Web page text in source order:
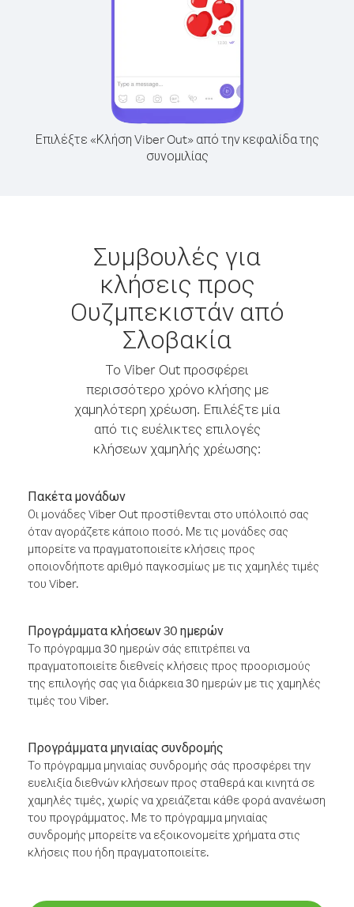
Επιλέξτε «Κλήση Viber Out» από την κεφαλίδα της
συνομιλίας
Συμβουλές για
κλήσεις προς
Ουζμπεκιστάν από
Σλοβακία
Το Viber Out προσφέρει
περισσότερο χρόνο κλήσης με
χαμηλότερη χρέωση. Επιλέξτε μία
από τις ευέλικτες επιλογές
κλήσεων χαμηλής χρέωσης:
Πακέτα μονάδων
Οι μονάδες Viber Out προστίθενται στο υπόλοιπό σας
όταν αγοράζετε κάποιο ποσό. Με τις μονάδες σας
μπορείτε να πραγματοποιείτε κλήσεις προς
οποιονδήποτε αριθμό παγκοσμίως με τις χαμηλές τιμές
του Viber.
Προγράμματα κλήσεων 30 ημερών
Το πρόγραμμα 30 ημερών σάς επιτρέπει να
πραγματοποιείτε διεθνείς κλήσεις προς προορισμούς
της επιλογής σας για διάρκεια 30 ημερών με τις χαμηλές
τιμές του Viber.
Προγράμματα μηνιαίας συνδρομής
Το πρόγραμμα μηνιαίας συνδρομής σάς προσφέρει την
ευελιξία διεθνών κλήσεων προς σταθερά και κινητά σε
χαμηλές τιμές, χωρίς να χρειάζεται κάθε φορά ανανέωση
του προγράμματος. Με το πρόγραμμα μηνιαίας
συνδρομής μπορείτε να εξοικονομείτε χρήματα στις
κλήσεις που ήδη πραγματοποιείτε.